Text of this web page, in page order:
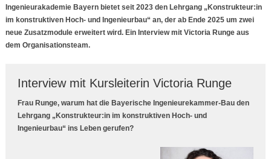
Ingenieurakademie Bayern bietet seit 2023 den Lehrgang „Konstrukteur:in
im konstruktiven Hoch- und Ingenieurbau“ an, der ab Ende 2025 um zwei
neue Zusatzmodule erweitert wird. Ein Interview mit Victoria Runge aus
dem Organisationsteam.
Interview mit Kursleiterin Victoria Runge
Frau Runge, warum hat die Bayerische Ingenieurekammer-Bau den
Lehrgang „Konstrukteur:in im konstruktiven Hoch- und
Ingenieurbau“ ins Leben gerufen?